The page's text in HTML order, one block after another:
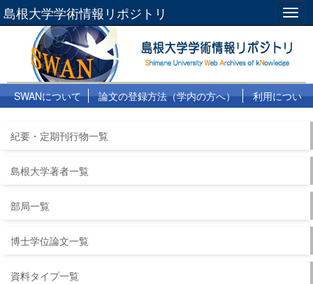
島根大学学術情報リポジトリ
SWANについて 論文の登録方法（学内の方へ）
利用につい
紀要・定期刊行物一覧
島根大学著者一覧
部局一覧
博士学位論文一覧
資料タイプ一覧